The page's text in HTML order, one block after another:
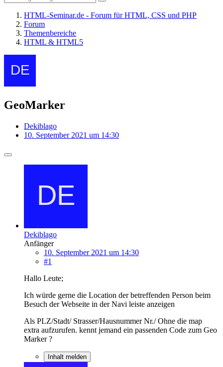
HTML-Seminar.de - Forum für HTML, CSS und PHP
Forum
Themenbereiche
HTML & HTML5
GeoMarker
Dekiblago
10. September 2021 um 14:30
Dekiblago
Anfänger
10. September 2021 um 14:30
#1
Hallo Leute;
Ich würde gerne die Location der betreffenden Person beim
Besuch der Webseite in der Navi leiste anzeigen
Als PLZ/Stadt/ Strasser/Hausnummer Nr./ Ohne die map
extra aufzurufen. kennt jemand ein passenden Code zum Geo
Marker ?
Inhalt melden